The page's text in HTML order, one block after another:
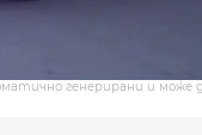
генерирани и може